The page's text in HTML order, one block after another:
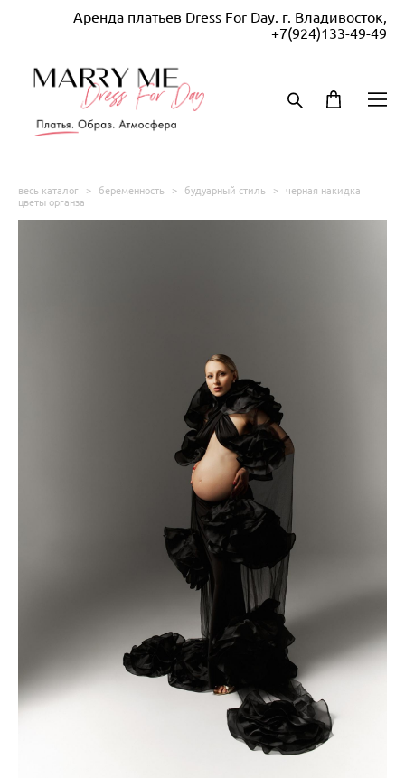
Аренда платьев Dress For Day. г. Владивосток,
+7(924)133-49-49
весь каталог > беременность > будуарный стиль >
черная накидка
цветы органза